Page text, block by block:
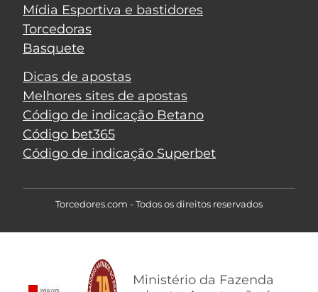
Mídia Esportiva e bastidores
Torcedoras
Basquete
Dicas de apostas
Melhores sites de apostas
Código de indicação Betano
Código bet365
Código de indicação Superbet
Torcedores.com - Todos os direitos reservados
Ministério da Fazenda